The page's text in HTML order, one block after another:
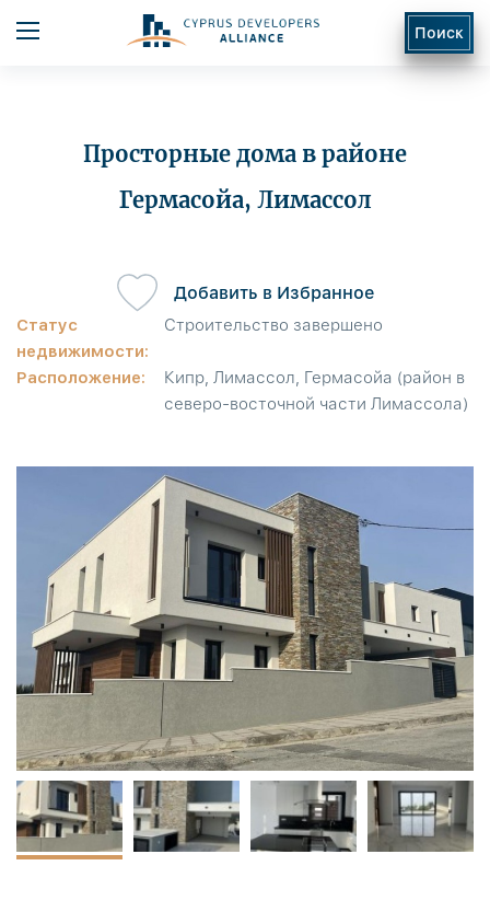
Поиск
Просторные дома в районе
Гермасойа, Лимассол
Статус
недвижимости:
Строительство завершено
Расположение:
Кипр, Лимассол, Гермасойа (район в
северо-восточной части Лимассола)
Добавить в Избранное